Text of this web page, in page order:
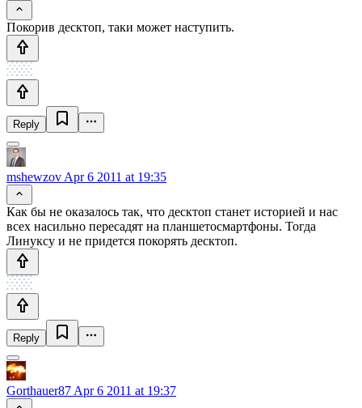
Покорив десктоп, таки может наступить.
Reply
mshewzov Apr 6 2011 at 19:35
Как бы не оказалось так, что десктоп станет историей и нас
всех насильно пересадят на планшетосмартфоны. Тогда
Линуксу и не придется покорять десктоп.
Reply
Gorthauer87 Apr 6 2011 at 19:37